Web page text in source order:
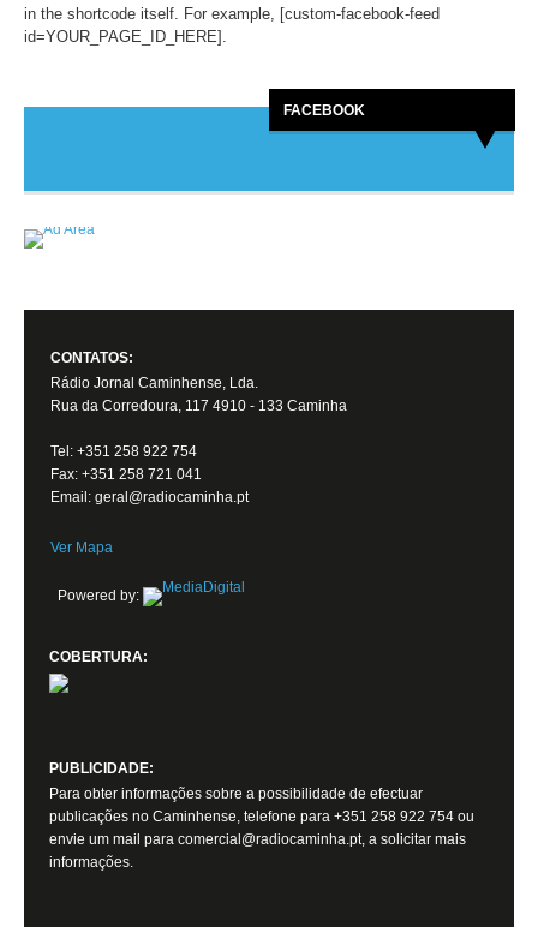
in the shortcode itself. For example, [custom-facebook-feed
id=YOUR_PAGE_ID_HERE].
FACEBOOK
CONTATOS:
Rádio Jornal Caminhense, Lda.
Rua da Corredoura, 117 4910 - 133 Caminha
Tel: +351 258 922 754
Fax: +351 258 721 041
Email: geral@radiocaminha.pt
Ver Mapa
Powered by:
COBERTURA:
PUBLICIDADE:
Para obter informações sobre a possibilidade de efectuar
publicações no Caminhense, telefone para +351 258 922 754 ou
envie um mail para comercial@radiocaminha.pt, a solicitar mais
informações.